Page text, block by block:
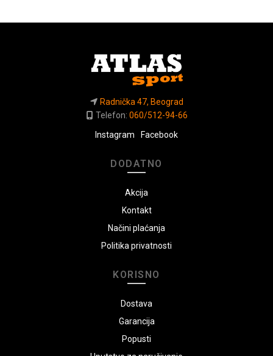
Radnička 47, Beograd
Telefon: 060/512-94-66
Instagram
Facebook
DODATNO
Akcija
Kontakt
Načini plaćanja
Politika privatnosti
KORISNO
Dostava
Garancija
Popusti